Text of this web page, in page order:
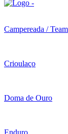
Campereada /
Crioulaço
Doma de Ouro
Enduro